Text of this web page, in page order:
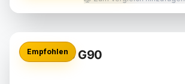
Empfohlen
BMW M5 G90